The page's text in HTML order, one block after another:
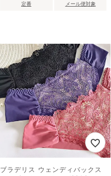
定番 メール便対象
ブラデリス ウェンディバックス